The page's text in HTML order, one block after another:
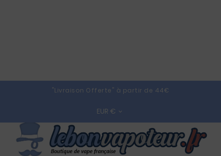
"Livraison Offerte" à partir de 44€
EUR € 